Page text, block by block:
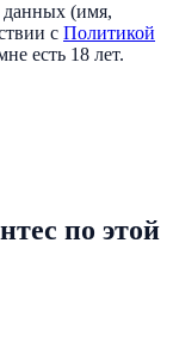
данных (имя,
с Политикой
есть 18 лет.
по этой